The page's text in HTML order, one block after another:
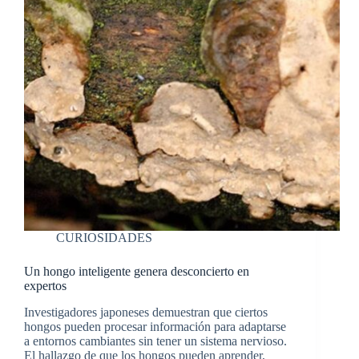
CURIOSIDADES
Un hongo inteligente genera desconcierto en
expertos
Investigadores japoneses demuestran que ciertos
hongos pueden procesar información para adaptarse
a entornos cambiantes sin tener un sistema nervioso.
El hallazgo de que los hongos pueden aprender,